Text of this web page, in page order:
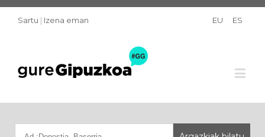
Sartu | Izena eman EU ES